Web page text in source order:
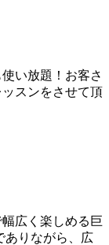
い放題！お客さ
スンをさせて頂
広く楽しめる巨
ありながら、広